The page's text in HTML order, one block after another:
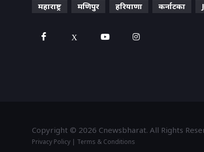
महाराष्ट्र
मणिपुर हरियाणा कर्नाटका
X
Copyright © 2026 Cnewsbharat. All Rights
Privacy Policy | Terms & Conditions